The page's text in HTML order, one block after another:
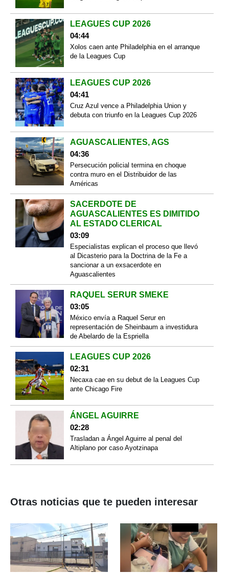
LEAGUES CUP 2026
04:44
Xolos caen ante Philadelphia en el arranque
de la Leagues Cup
LEAGUES CUP 2026
04:41
Cruz Azul vence a Philadelphia Union y
debuta con triunfo en la Leagues Cup 2026
AGUASCALIENTES, AGS
04:36
Persecución policial termina en choque
contra muro en el Distribuidor de las
Américas
SACERDOTE DE
AGUASCALIENTES ES DIMITIDO
AL ESTADO CLERICAL
03:09
Especialistas explican el proceso que llevó
al Dicasterio para la Doctrina de la Fe a
sancionar a un exsacerdote en
Aguascalientes
RAQUEL SERUR SMEKE
03:05
México envía a Raquel Serur en
representación de Sheinbaum a investidura
de Abelardo de la Espriella
LEAGUES CUP 2026
02:31
Necaxa cae en su debut de la Leagues Cup
ante Chicago Fire
ÁNGEL AGUIRRE
02:28
Trasladan a Ángel Aguirre al penal del
Altiplano por caso Ayotzinapa
Otras noticias que te pueden interesar